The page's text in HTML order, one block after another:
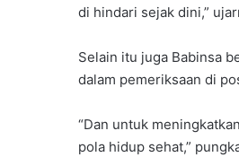
di hindari sejak dini,”
Selain itu juga Babinsa
dalam pemeriksaan di
“Dan untuk
pola hidup sehat,”